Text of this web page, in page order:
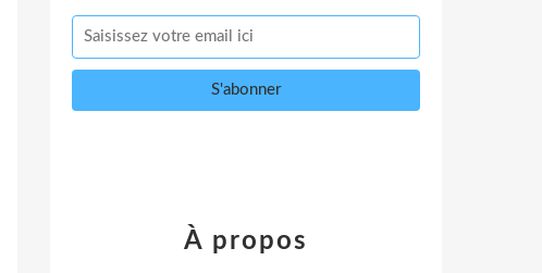
À propos